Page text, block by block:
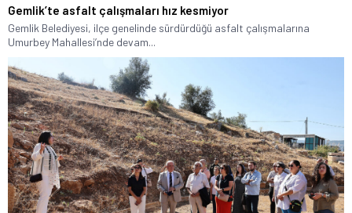
Gemlik’te asfalt çalışmaları hız kesmiyor
Gemlik Belediyesi, ilçe genelinde sürdürdüğü asfalt çalışmalarına
Umurbey Mahallesi’nde devam...